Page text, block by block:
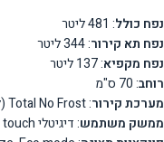
נפח כולל: 481 ליטר
נפח תא קירור: 344 ליטר
נפח מקפיא: 137 ליטר
רוחב: 70 ס"מ
מערכת קירור: Total No Frost (ללא הפשרות ידניות)
ממשק משתמש: דיגיטלי LED touch פנימי